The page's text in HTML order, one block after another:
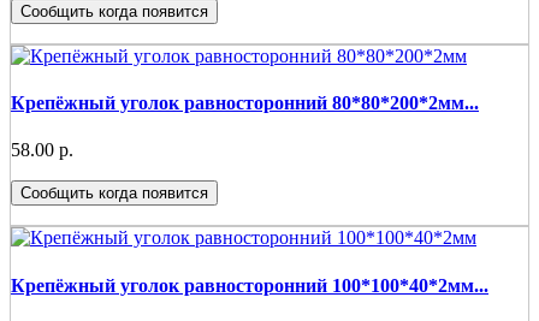
Сообщить когда появится
Крепёжный уголок равносторонний 80*80*200*2мм...
58.00 р.
Сообщить когда появится
Крепёжный уголок равносторонний 100*100*40*2мм...